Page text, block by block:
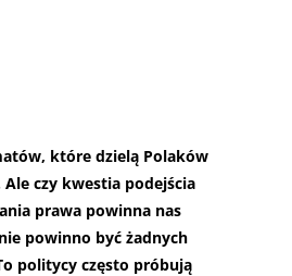
które dzielą Polaków
Ale czy kwestia podejścia
prawa powinna nas
powinno być żadnych
politycy często próbują